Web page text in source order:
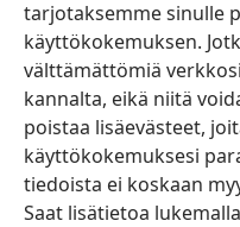
tarjotaksemme sinulle
käyttökokemuksen.
välttämättömiä
kannalta, eikä niitä
poistaa lisäevästeet,
käyttökokemuksesi
tiedoista ei koskaan
Saat lisätietoa
melkoista
opetuslapsia kutsuttiin
ensimmäisen kerran
27 Noihin aikoihin
s alas Antiokiaan. 28
Agabos,
nousi ja
koko maahan * oli